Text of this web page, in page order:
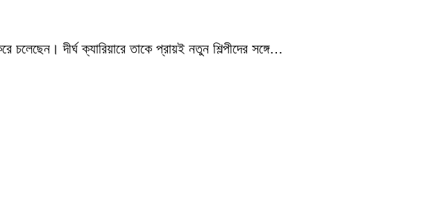
দীর্ঘ ক্যারিয়ারে তাকে প্রায়ই নতুন শিল্পীদের সঙ্গে…